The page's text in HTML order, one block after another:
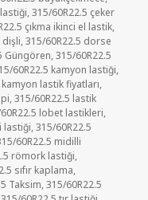
,315/60R22.5 çeker
çıkma ikinci el lastik,
dişli,315/60R22.5 dorse
Güngören,315/60R22.5
60R22.5 kamyon lastiği,
lastik fiyatları,
,315/60R22.5 lastik
lobet lastikleri,
lastiği,315/60R22.5
60R22.5 midilli
römork lastiği,
sıfır kaplama,
Taksim,315/60R22.5